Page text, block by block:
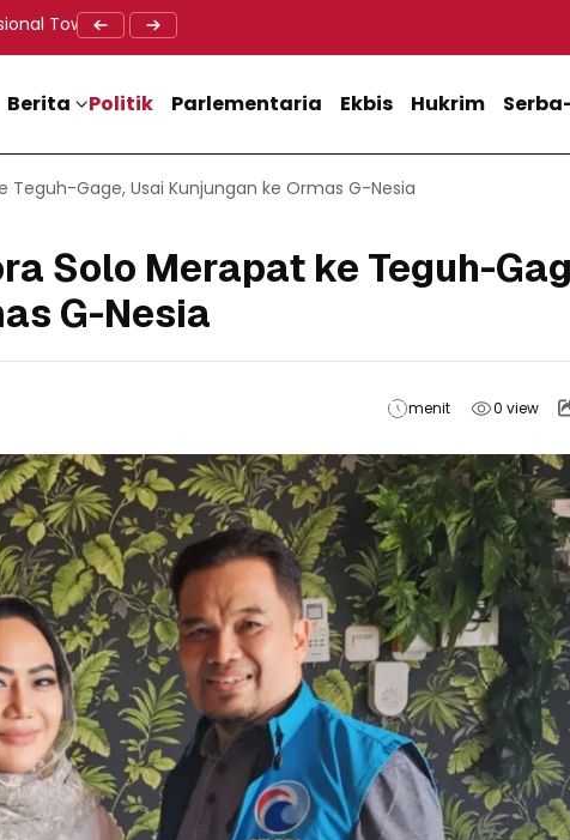
Tower BTS, Diwa : Nyawa dan Keselamatan Warga Lebih
Doa Lintas Agama Perkuat Semangat Persatuan Jelang
Berita Politik Parlementaria Ekbis Hukrim
Teguh-Gage, Usai Kunjungan ke Ormas G-Nesia
Solo Merapat ke Teguh-
G-Nesia
menit 0view